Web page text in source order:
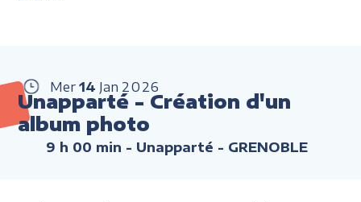
Mer 14 Jan 2026
Unapparté - Création d'un
album photo
9 h 00 min - Unapparté - GRENOBLE